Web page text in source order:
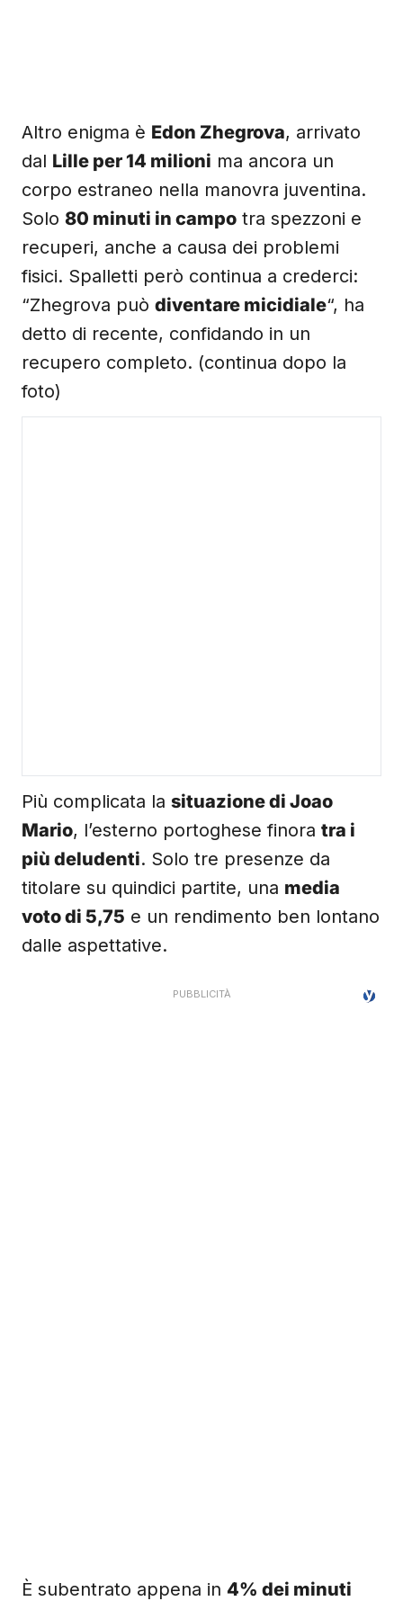
Altro enigma è Edon Zhegrova, arrivato
dal Lille per 14 milioni ma ancora un
corpo estraneo nella manovra juventina.
Solo 80 minuti in campo tra spezzoni e
recuperi, anche a causa dei problemi
fisici. Spalletti però continua a crederci:
“Zhegrova può diventare micidiale“, ha
detto di recente, confidando in un
recupero completo. (continua dopo la
foto)
Più complicata la situazione di Joao
Mario, l’esterno portoghese finora tra i
più deludenti. Solo tre presenze da
titolare su quindici partite, una media
voto di 5,75 e un rendimento ben lontano
dalle aspettative.
È subentrato appena in 4% dei minuti